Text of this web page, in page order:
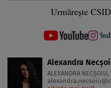
Urmărește
Alexandra
ALEXANDRA